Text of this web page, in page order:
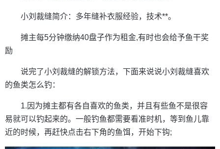
小刘裁缝简介：多年缝补衣服经验，技术**。
摊主每5分钟缴纳40盘子作为租金,有时也会给予鱼干奖
励
说完了小刘裁缝的解锁方法，下面来说说小刘裁缝喜欢
的鱼类怎么钓：
1.因为摊主都有各自喜欢的鱼类，并且有些鱼不是很容
易就可以钓起来的。一般钓鱼都需要看准时机，等到鱼儿靠
近的时候，再赶快点击右下角的鱼饵，开始下钩;